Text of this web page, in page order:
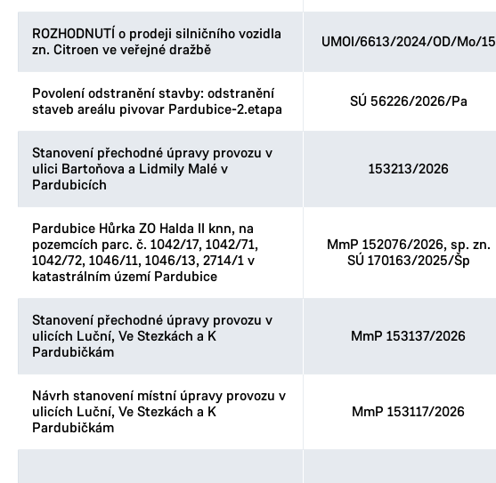
ROZHODNUTÍ o prodeji silničního vozidla
zn. Citroen ve veřejné dražbě
UMOI/6613/2024/OD/Mo/15
Povolení odstranění stavby: odstranění
staveb areálu pivovar Pardubice-2.etapa
SÚ 56226/2026/Pa
Stanovení přechodné úpravy provozu v
ulici Bartoňova a Lidmily Malé v
Pardubicích
153213/2026
Pardubice Hůrka ZO Halda II knn, na
pozemcích parc. č. 1042/17, 1042/71,
1042/72, 1046/11, 1046/13, 2714/1 v
katastrálním území Pardubice
MmP 152076/2026, sp. zn.
SÚ 170163/2025/Šp
Stanovení přechodné úpravy provozu v
ulicích Luční, Ve Stezkách a K
Pardubičkám
MmP 153137/2026
Návrh stanovení místní úpravy provozu v
ulicích Luční, Ve Stezkách a K
Pardubičkám
MmP 153117/2026